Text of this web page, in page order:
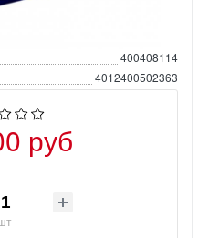
400408114
4012400502363
руб